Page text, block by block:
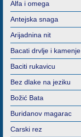
Alfa i omega
Antejska snaga
Arijadnina nit
Bacati drvlje i kamenje
Baciti rukavicu
Bez dlake na jeziku
Božić Bata
Buridanov magarac
Carski rez